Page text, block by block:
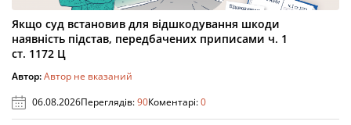
Якщо суд встановив для відшкодування шкоди
наявність підстав, передбачених приписами ч. 1
ст. 1172 Ц
Автор:Автор не вказаний
06.08.2026Переглядів:90Коментарі:0